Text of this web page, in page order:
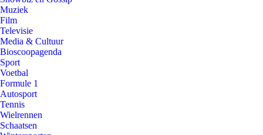
Muziek
Film
Televisie
Media & Cultuur
Bioscoopagenda
Sport
Voetbal
Formule 1
Autosport
Tennis
Wielrennen
Schaatsen